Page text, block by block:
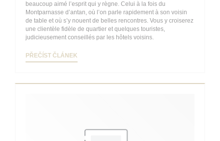
beaucoup aimé l’esprit qui y règne. Celui à la fois du
Montparnasse d’antan, où l’on parle rapidement à son voisin
de table et où s’y nouent de belles rencontres. Vous y croiserez
une clientèle fidèle de quartier et quelques touristes,
judicieusement conseillés par les hôtels voisins.
PŘEČÍST ČLÁNEK